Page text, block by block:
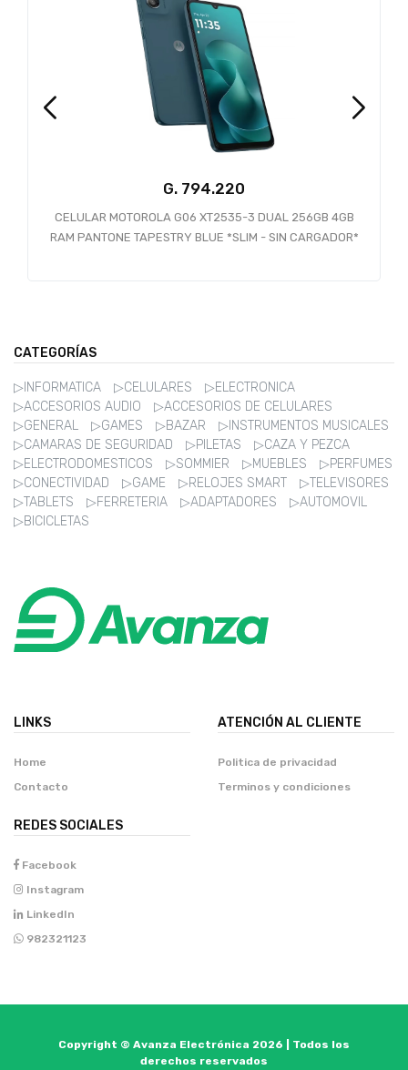
G. 794.220
CELULAR MOTOROLA G06 XT2535-3 DUAL 256GB 4GB
RAM PANTONE TAPESTRY BLUE *SLIM - SIN CARGADOR*
CATEGORÍAS
▷INFORMATICA ▷CELULARES
▷ELECTRONICA
▷ACCESORIOS AUDIO
▷ACCESORIOS DE CELULARES
▷GENERAL
▷GAMES ▷BAZAR
▷INSTRUMENTOS MUSICALES
▷CAMARAS DE SEGURIDAD
▷PILETAS
▷CAZA Y PEZCA
▷ELECTRODOMESTICOS
▷SOMMIER ▷MUEBLES
▷PERFUMES
▷CONECTIVIDAD
▷GAME ▷RELOJES SMART
▷TELEVISORES
▷TABLETS
▷FERRETERIA ▷ADAPTADORES
▷AUTOMOVIL
▷BICICLETAS
LINKS
Home
Contacto
ATENCIÓN AL CLIENTE
Politica de privacidad
Terminos y condiciones
REDES SOCIALES
Facebook
Instagram
LinkedIn
982321123
Copyright © Avanza Electrónica 2026 | Todos los
derechos reservados